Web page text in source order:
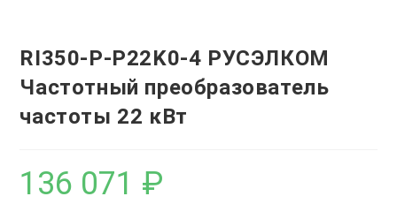
RI350-P-P22K0-4 РУСЭЛКОМ
Частотный преобразователь
частоты 22 кВт
136 071 ₽